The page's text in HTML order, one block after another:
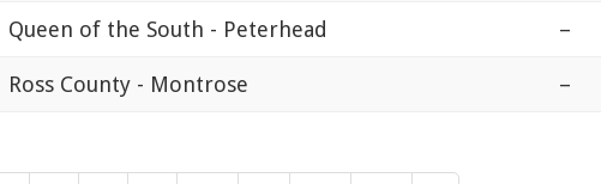
Queen of the South - Peterhead –
Ross County - Montrose –